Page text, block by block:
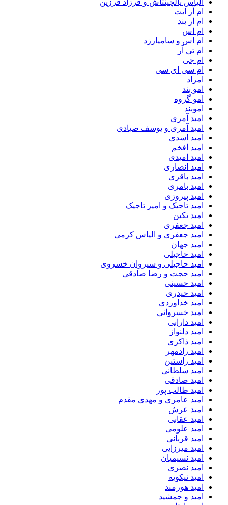
الیاس یالچینتاش و فرزاد فرزین
ام آر ایت
ام‌ ار بند
ام اس
ام اس و سامیارزد
ام تی آر
ام جی
ام سی ای سی
امراد
امو بند
امو گروه
اموبند
امید آمری
امید آمری و یوسف صیادی
امید اسدی
امید افخم
امید امیدی
امید انصاری
امید باقری
امید بامری
امید پیروزی
امید تاجیک و امیر تاجیک
امید تکین
امید جعفری
امید جعفری و الیاس کرمی
امید جهان
امید حاجیلی
امید حاجیلی و سیروان خسروی
امید حجت و رضا صادقی
امید حسینی
امید حیدری
امید خداوردی
امید خسروانی
امید دارابی
امید دلنواز
امید ذاکری
امید رادمهر
امید راستین
امید سلطانی
امید صادقی
امید طالب پور
امید عامری و مهدی مقدم
امید عرش
امید عقابی
امید علومی
امید قربانی
امید میرزایی
امید نسیمیان
امید نصری
امید نیکویه
امید هورمند
امید و جمشید